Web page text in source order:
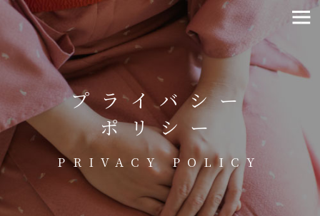
プライバシー
ポリシー
PRIVACY POLICY